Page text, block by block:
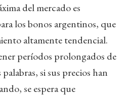
del mercado es
los bonos argentinos, que
altamente tendencial.
períodos prolongados de
si sus precios han
se espera que